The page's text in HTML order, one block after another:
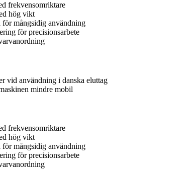
frekvensomriktare
hög vikt
mångsidig användning
för precisionsarbete
vid användning i danska eluttag
mindre mobil
frekvensomriktare
hög vikt
mångsidig användning
för precisionsarbete